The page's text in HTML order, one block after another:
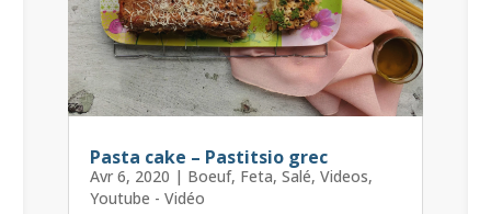
Pasta cake – Pastitsio grec
Avr 6, 2020 | Boeuf, Feta, Salé, Videos,
Youtube - Vidéo